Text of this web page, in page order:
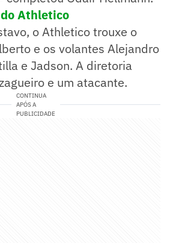
Athletico
o Athletico trouxe o
e os volantes Alejandro
e Jadson. A diretoria
e um atacante.
CONTINUA
APÓS A
PUBLICIDADE